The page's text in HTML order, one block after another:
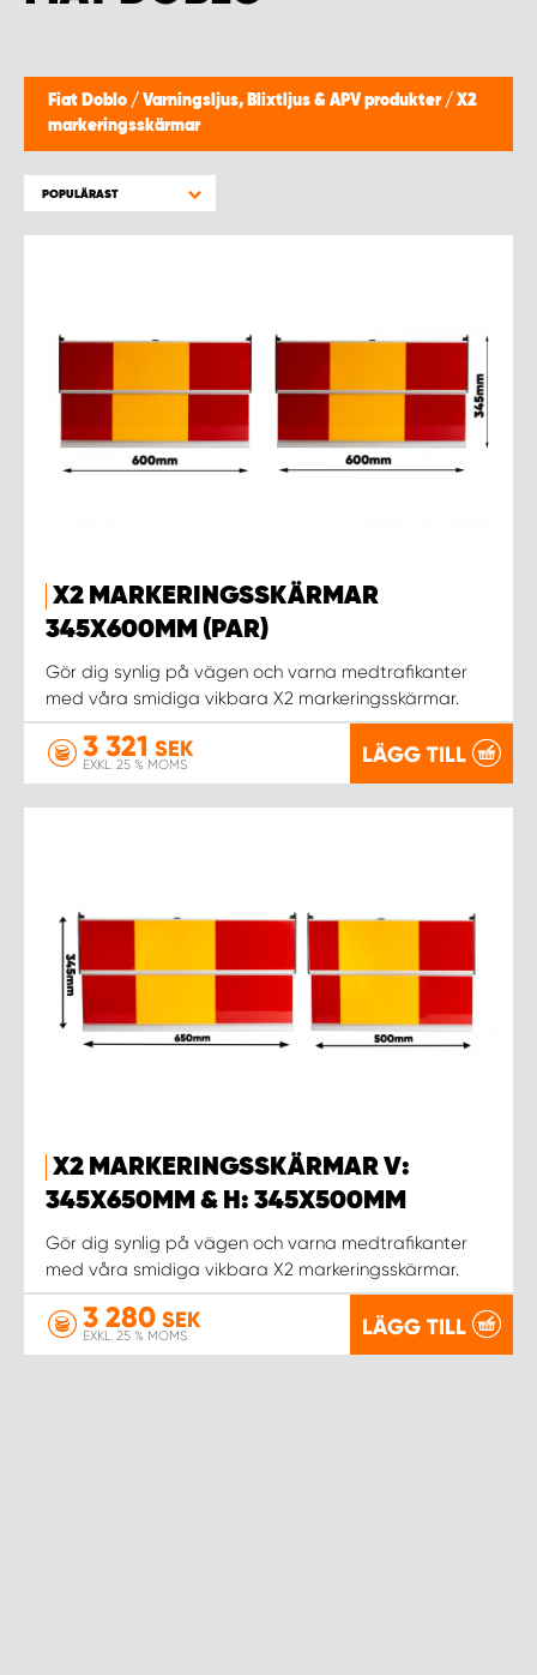
Fiat Doblo / Varningsljus, Blixtljus & APV produkter / X2
markeringsskärmar
POPULÄRAST
X2 MARKERINGSSKÄRMAR
345X600MM (PAR)
Gör dig synlig på vägen och varna medtrafikanter
med våra smidiga vikbara X2 markeringsskärmar.
3 321 SEK
EXKL. 25 % MOMS LÄGG TILL
X2 MARKERINGSSKÄRMAR V:
345X650MM & H: 345X500MM
Gör dig synlig på vägen och varna medtrafikanter
med våra smidiga vikbara X2 markeringsskärmar.
3 280 SEK
EXKL. 25 % MOMS LÄGG TILL
WORK SYSTEM HELSINGBORG
WORK SYSTEM JÖNKÖPING
WORK SYSTEM KARLSTAD
WORK SYSTEM KRISTIANSTAD
WORK SYSTEM LULEÅ
WORK SYSTEM SKELLEFTEÅ
WORK SYSTEM SKÖVDE
WORK SYSTEM STAFFANSTORP
WORK SYSTEM TRESTAD
WORK SYSTEM VARBERG
WORK SYSTEM VÄRNAMO
WORK SYSTEM VÄSTERÅS